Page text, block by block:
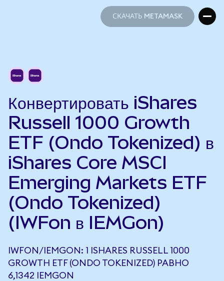
СКАЧАТЬ METAMASK
Конвертировать iShares
Russell 1000 Growth
ETF (Ondo Tokenized) в
iShares Core MSCI
Emerging Markets ETF
(Ondo Tokenized)
(IWFon в IEMGon)
IWFON/IEMGON: 1 ISHARES RUSSELL 1000
GROWTH ETF (ONDO TOKENIZED) РАВНО
6,1342 IEMGON